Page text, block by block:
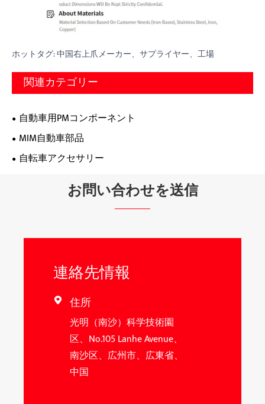
ホットタグ: 中国右上爪メーカー、サプライヤー、工場
関連カテゴリー
自動車用PMコンポーネント
MIM自動車部品
自転車アクセサリー
お問い合わせを送信
連絡先情報
 住所
光明（南沙）科学技術園
区、No.105 Lanhe Avenue、
南沙区、広州市、広東省、
中国